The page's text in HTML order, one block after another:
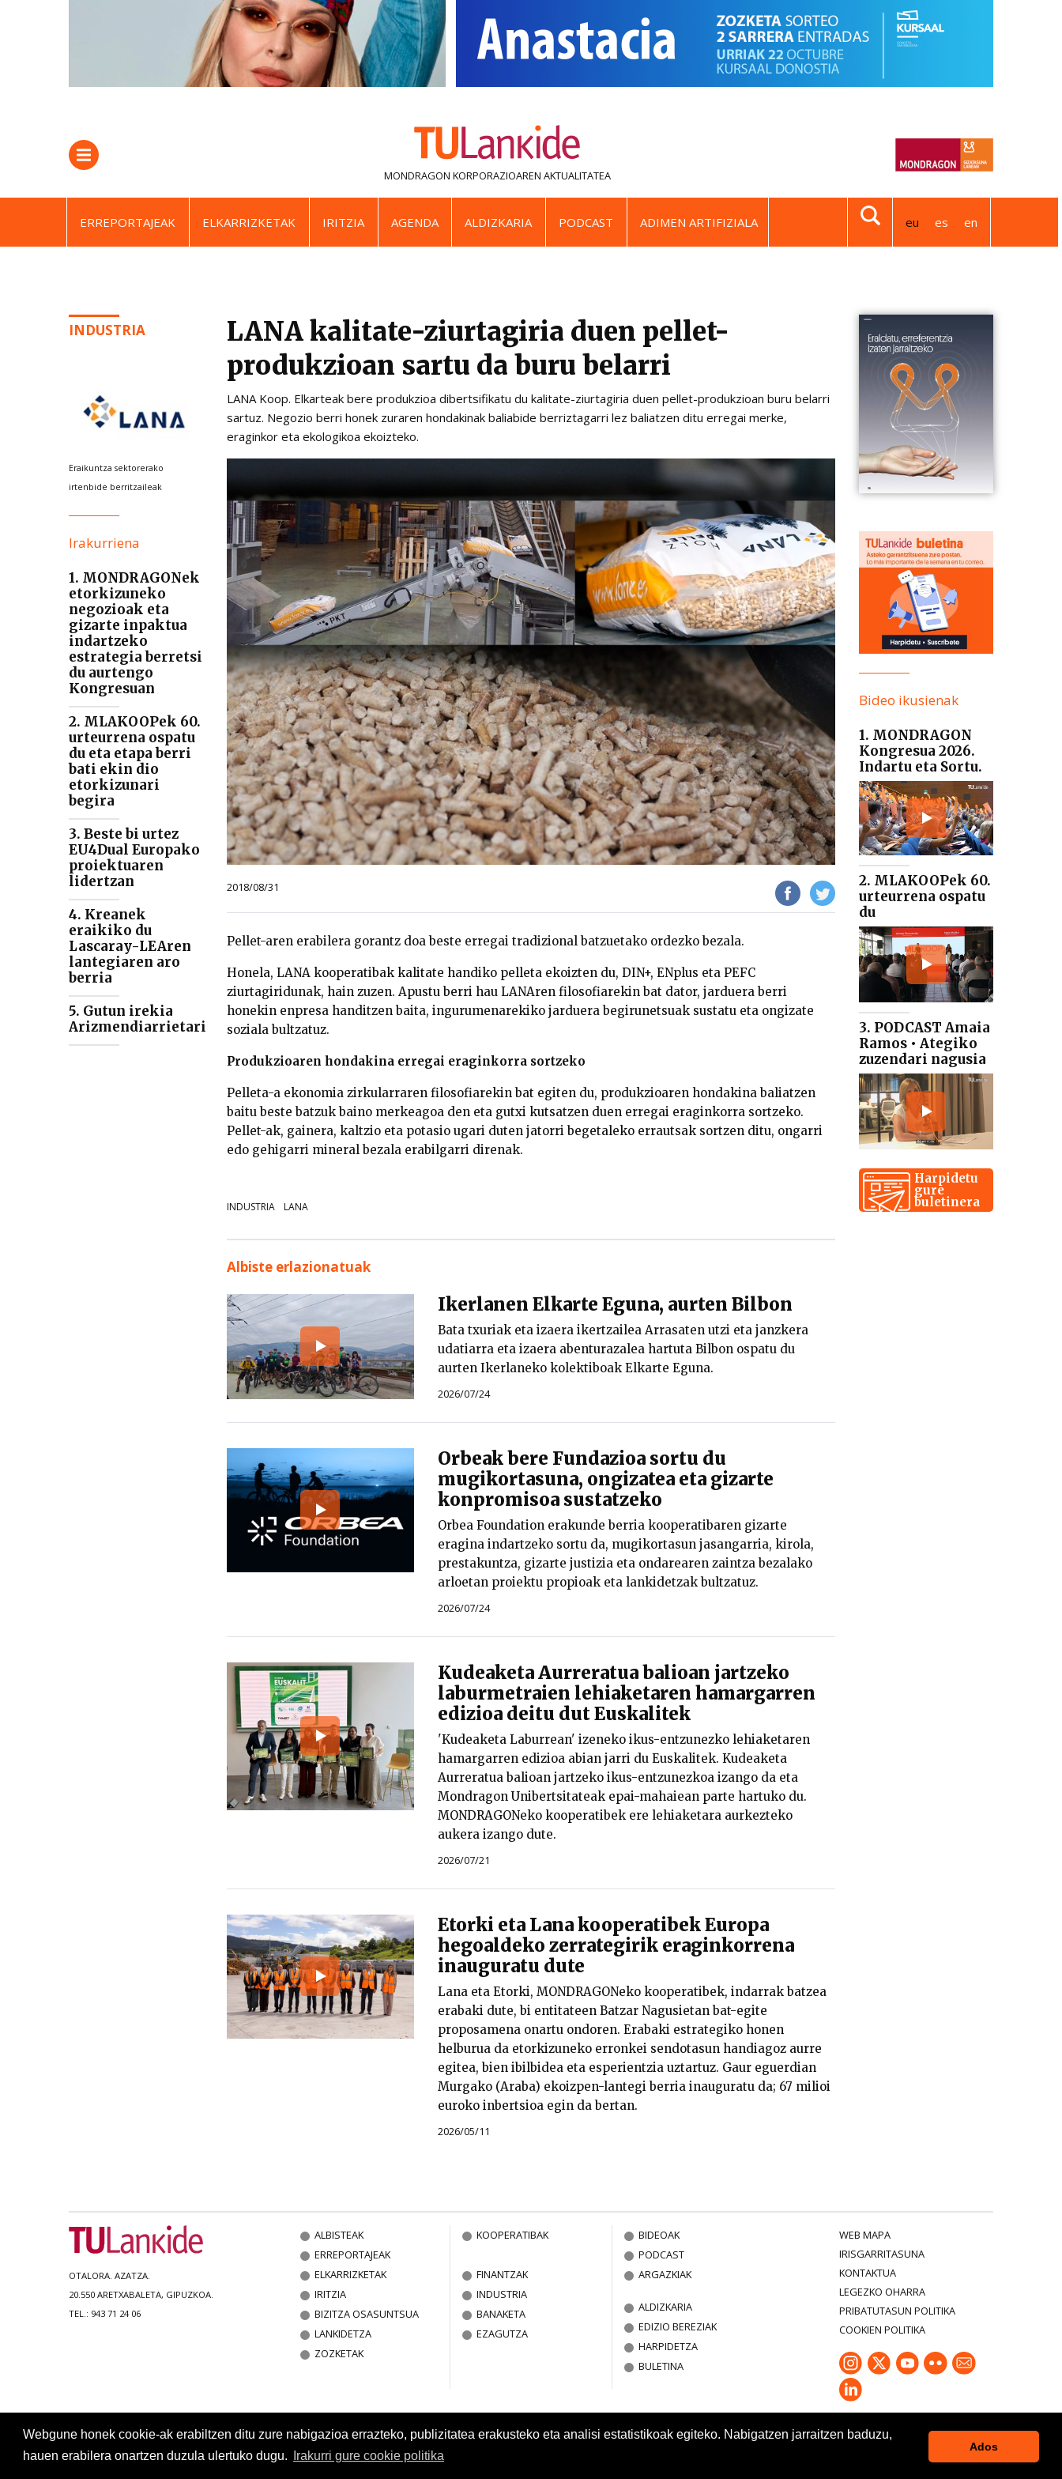
Webgune honek cookie-ak erabiltzen ditu zure nabigazioa errazteko, publizitatea erakusteko eta analisi estatistikoak egiteko. Nabigatzen jarraitzen baduzu,
hauen erabilera onartzen duzula ulertuko dugu.
Irakurri gure cookie politika
Ados
MONDRAGON KORPORAZIOAREN AKTUALITATEA
ERREPORTAJEAK ELKARRIZKETAK IRITZIA AGENDA ALDIZKARIA PODCAST ADIMEN ARTIFIZIALA eu es en
INDUSTRIA
Eraikuntza sektorerako
irtenbide berritzaileak
Irakurriena
1. MONDRAGONek
etorkizuneko
negozioak eta
gizarte inpaktua
indartzeko
estrategia berretsi
du aurtengo
Kongresuan
2. MLAKOOPek 60.
urteurrena ospatu
du eta etapa berri
bati ekin dio
etorkizunari
begira
3. Beste bi urtez
EU4Dual Europako
proiektuaren
lidertzan
4. Kreanek
eraikiko du
Lascaray-LEAren
lantegiaren aro
berria
5. Gutun irekia
Arizmendiarrietari
LANA kalitate-ziurtagiria duen pellet-
produkzioan sartu da buru belarri
LANA Koop. Elkarteak bere produkzioa dibertsifikatu du kalitate-ziurtagiria duen pellet-produkzioan buru belarri
sartuz. Negozio berri honek zuraren hondakinak baliabide berriztagarri lez baliatzen ditu erregai merke,
eraginkor eta ekologikoa ekoizteko.
2018/08/31
Pellet-aren erabilera gorantz doa beste erregai tradizional batzuetako ordezko bezala.
Honela, LANA kooperatibak kalitate handiko pelleta ekoizten du, DIN+, ENplus eta PEFC
ziurtagiridunak, hain zuzen. Apustu berri hau LANAren filosofiarekin bat dator, jarduera berri
honekin enpresa handitzen baita, ingurumenarekiko jarduera begirunetsuak sustatu eta ongizate
soziala bultzatuz.
Produkzioaren hondakina erregai eraginkorra sortzeko
Pelleta-a ekonomia zirkularraren filosofiarekin bat egiten du, produkzioaren hondakina baliatzen
baitu beste batzuk baino merkeagoa den eta gutxi kutsatzen duen erregai eraginkorra sortzeko.
Pellet-ak, gainera, kaltzio eta potasio ugari duten jatorri begetaleko errautsak sortzen ditu, ongarri
edo gehigarri mineral bezala erabilgarri direnak.
INDUSTRIA LANA
Albiste erlazionatuak
Ikerlanen Elkarte Eguna, aurten Bilbon
Bata txuriak eta izaera ikertzailea Arrasaten utzi eta janzkera
udatiarra eta izaera abenturazalea hartuta Bilbon ospatu du
aurten Ikerlaneko kolektiboak Elkarte Eguna.
2026/07/24
Orbeak bere Fundazioa sortu du
mugikortasuna, ongizatea eta gizarte
konpromisoa sustatzeko
Orbea Foundation erakunde berria kooperatibaren gizarte
eragina indartzeko sortu da, mugikortasun jasangarria, kirola,
prestakuntza, gizarte justizia eta ondarearen zaintza bezalako
arloetan proiektu propioak eta lankidetzak bultzatuz.
2026/07/24
Kudeaketa Aurreratua balioan jartzeko
laburmetraien lehiaketaren hamargarren
edizioa deitu dut Euskalitek
'Kudeaketa Laburrean' izeneko ikus-entzunezko lehiaketaren
hamargarren edizioa abian jarri du Euskalitek. Kudeaketa
Aurreratua balioan jartzeko ikus-entzunezkoa izango da eta
Mondragon Unibertsitateak epai-mahaiean parte hartuko du.
MONDRAGONeko kooperatibek ere lehiaketara aurkezteko
aukera izango dute.
2026/07/21
Etorki eta Lana kooperatibek Europa
hegoaldeko zerrategirik eraginkorrena
inauguratu dute
Lana eta Etorki, MONDRAGONeko kooperatibek, indarrak batzea
erabaki dute, bi entitateen Batzar Nagusietan bat-egite
proposamena onartu ondoren. Erabaki estrategiko honen
helburua da etorkizuneko erronkei sendotasun handiagoz aurre
egitea, bien ibilbidea eta esperientzia uztartuz. Gaur eguerdian
Murgako (Araba) ekoizpen-lantegi berria inauguratu da; 67 milioi
euroko inbertsioa egin da bertan.
2026/05/11
Bideo ikusienak
1. MONDRAGON
Kongresua 2026.
Indartu eta Sortu.
2. MLAKOOPek 60.
urteurrena ospatu
du
3. PODCAST Amaia
Ramos • Ategiko
zuzendari nagusia
Harpidetu
gure
buletinera
OTALORA. AZATZA.
20.550 ARETXABALETA, GIPUZKOA.
TEL.: 943 71 24 06
ALBISTEAK
ERREPORTAJEAK
ELKARRIZKETAK
IRITZIA
BIZITZA OSASUNTSUA
LANKIDETZA
ZOZKETAK
KOOPERATIBAK
FINANTZAK
INDUSTRIA
BANAKETA
EZAGUTZA
BIDEOAK
PODCAST
ARGAZKIAK
ALDIZKARIA
EDIZIO BEREZIAK
HARPIDETZA
BULETINA
WEB MAPA
IRISGARRITASUNA
KONTAKTUA
LEGEZKO OHARRA
PRIBATUTASUN POLITIKA
COOKIEN POLITIKA